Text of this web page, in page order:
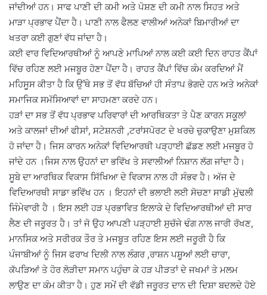
ਜਾਂਦੀਆਂ ਹਨ। ਸਾਫ ਪਾਣੀ ਦੀ ਕਮੀ ਅਤੇ ਪੋਸ਼ਣ ਦੀ ਕਮੀ ਨਾਲ ਸਿਹਤ ਅਤੇ
ਮਾੜਾ ਪ੍ਰਭਾਵ ਪੈਂਦਾ ਹੈ। ਪਾਣੀ ਨਾਲ ਫੈਲਣ ਵਾਲੀਆਂ ਅਨੇਕਾਂ ਬਿਮਾਰੀਆਂ ਦਾ
ਖਤਰਾ ਕਈ ਗੁਣਾਂ ਵੱਧ ਜਾਂਦਾ ਹੈ।
ਕਈ ਵਾਰ ਵਿਦਿਆਰਥੀਆਂ ਨੂੰ ਆਪਣੇ ਮਾਪਿਆਂ ਨਾਲ ਕਈ ਕਈ ਦਿਨ ਰਾਹਤ ਕੈਂਪਾਂ
ਵਿੱਚ ਰਹਿਣ ਲਈ ਮਜਬੂਰ ਹੋਣਾ ਪੈਂਦਾ ਹੈ। ਰਾਹਤ ਕੈਂਪਾਂ ਵਿੱਚ ਕੰਮ ਕਰਦਿਆਂ ਮੈਂ
ਮਹਿਸੂਸ ਕੀਤਾ ਹੈ ਕਿ ਉੱਥੇ ਸਭ ਤੋਂ ਵੱਧ ਬੱਚਿਆਂ ਹੀ ਸੰਤਾਪ ਭੋਗਦੇ ਹਨ ਅਤੇ ਅਨੇਕਾਂ
ਸਮਾਜਿਕ ਸਮੱਸਿਆਵਾਂ ਦਾ ਸਾਹਮਣਾ ਕਰਦੇ ਹਨ।
ਹੜਾਂ ਦਾ ਸਭ ਤੋਂ ਵੱਧ ਪ੍ਰਭਾਵ ਪਰਿਵਾਰਾਂ ਦੀ ਆਰਥਿਕਤਾ ਤੇ ਪੈਣ ਕਾਰਨ ਸਕੂਲਾਂ
ਅਤੇ ਕਾਲਜਾਂ ਦੀਆਂ ਫੀਸਾਂ, ਸਟੇਸ਼ਨਰੀ ,ਟਰਾਂਸਪੋਰਟ ਦੇ ਖਰਚੇ ਚੁਕਾਉਣਾ ਮੁਸ਼ਕਿਲ
ਹੋ ਜਾਂਦਾ ਹੈ। ਜਿਸ ਕਾਰਨ ਅਨੇਕਾਂ ਵਿਦਿਆਰਥੀ ਪੜ੍ਹਾਈ ਛੱਡਣ ਲਈ ਮਜਬੂਰ ਹੋ
ਜਾਂਦੇ ਹਨ ।ਜਿਸ ਨਾਲ ਉਹਨਾਂ ਦਾ ਭਵਿੱਖ ਤੇ ਸਵਾਲੀਆਂ ਨਿਸ਼ਾਨ ਲੱਗ ਜਾਂਦਾ ਹੈ।
ਸੂਬੇ ਦਾ ਆਰਥਿਕ ਵਿਕਾਸ ਸਿੱਖਿਆ ਦੇ ਵਿਕਾਸ ਨਾਲ ਹੀ ਸੰਭਵ ਹੈ। ਅੱਜ ਦੇ
ਵਿਦਿਆਰਥੀ ਸਾਡਾ ਭਵਿੱਖ ਹਨ । ਇਹਨਾਂ ਦੀ ਭਲਾਈ ਲਈ ਸੋਚਣਾ ਸਾਡੀ ਮੁੱਢਲੀ
ਜਿੰਮੇਵਾਰੀ ਹੈ । ਇਸ ਲਈ ਹੜ ਪ੍ਰਭਾਵਿਤ ਇਲਾਕੇ ਦੇ ਵਿਦਿਆਰਥੀਆਂ ਦੀ ਸਾਰ
ਲੈਣ ਦੀ ਜਰੂਰਤ ਹੈ। ਤਾਂ ਜੋ ਉਹ ਆਪਣੀ ਪੜ੍ਹਾਈ ਸੁਚੱਜੇ ਢੰਗ ਨਾਲ ਜਾਰੀ ਰੱਖਣ,
ਮਾਨਸਿਕ ਅਤੇ ਸਰੀਰਕ ਤੌਰ ਤੇ ਮਜਬੂਤ ਰਹਿਣ ਇਸ ਲਈ ਜਰੂਰੀ ਹੈ ਕਿ
ਪੰਜਾਬੀਆਂ ਨੂੰ ਜਿਸ ਫਰਾਖ ਦਿਲੀ ਨਾਲ ਲੰਗਰ ,ਰਾਸ਼ਨ ਪਸ਼ੂਆਂ ਲਈ ਚਾਰਾ,
ਕੱਪੜਿਆਂ ਤੇ ਹੋਰ ਲੋੜੀਦਾ ਸਮਾਨ ਪਹੁੰਚਾ ਕੇ ਹੜ ਪੀੜਤਾਂ ਦੇ ਜਖਮਾਂ ਤੇ ਮਲਮ
ਲਾਉਣ ਦਾ ਕੰਮ ਕੀਤਾ ਹੈ। ਹੁਣ ਸਮੇਂ ਦੀ ਵੱਡੀ ਜਰੂਰਤ ਦਾਨ ਦੀ ਦਿਸ਼ਾ ਬਦਲਦੇ ਹੋਏ